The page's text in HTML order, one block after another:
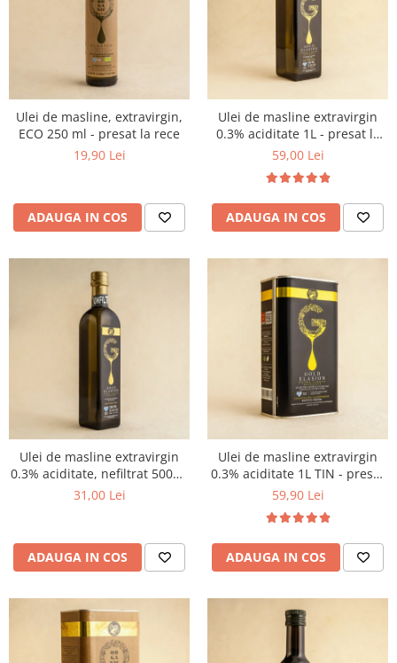
CREME ȘI PASTE TARTINABILE
CONDIMENTE
CEAIURI GRECEȘTI
CIOCOLATĂ ȘI CACAO
HEALTHY SNACKS
SUPERALIMENTE
PRODUSE ECO / ORGANICE
REMEDII NATURISTE
TOATE PRODUSELE
Ulei de masline, extravirgin,
ECO 250 ml - presat la rece
19,90 Lei
ADAUGA IN COS
Ulei de masline extravirgin
0.3% aciditate 1L - presat la
rece
59,00 Lei
ADAUGA IN COS
Ulei de masline extravirgin
0.3% aciditate, nefiltrat 500ml
- presat la rece
31,00 Lei
ADAUGA IN COS
Ulei de masline extravirgin
0.3% aciditate 1L TIN - presat
la rece
59,90 Lei
ADAUGA IN COS